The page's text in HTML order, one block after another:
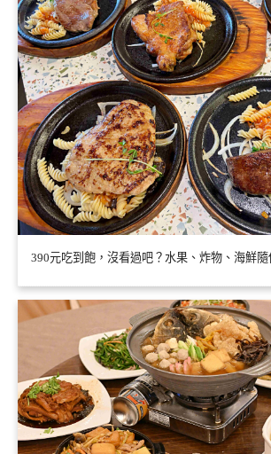
390元吃到飽，沒看過吧？水果、炸物、海鮮隨